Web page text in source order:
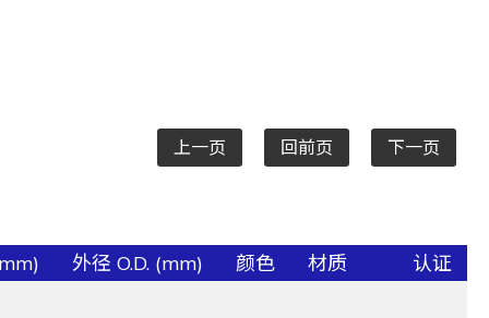
上一页 回前页 下一页
外径 O.D. (mm) 颜色 材质 认证